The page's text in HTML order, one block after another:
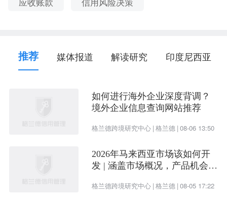
推荐 媒体报道 解读研究 印度尼西亚
如何进行海外企业深度背调？
境外企业信息查询网站推荐
格兰德跨境研究中心 | 格兰德 | 08-06 13:50
2026年马来西亚市场该如何开
发 | 涵盖市场概况，产品机会及
格兰德跨境研究中心 | 格兰德 | 08-05 17:22